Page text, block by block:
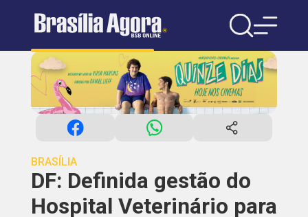
BRASÍLIA
DF: Definida gestão do
Hospital Veterinário para